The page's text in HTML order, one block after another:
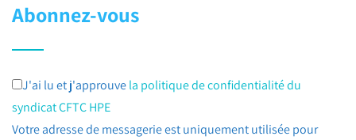
Abonnez-vous
J'ai lu et j'approuvela politique de confidentialité du
syndicat CFTC HPE
Votre adresse de messagerie est uniquement utilisée pour